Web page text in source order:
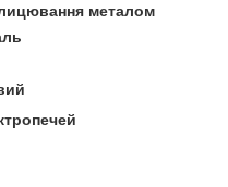
металом